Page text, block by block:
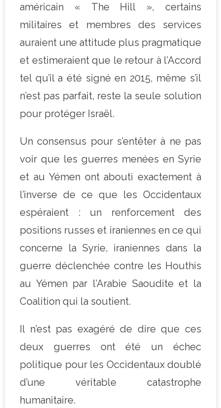
américain « The Hill », certains
militaires et membres des services
auraient une attitude plus pragmatique
et estimeraient que le retour à l’Accord
tel qu’il a été signé en 2015, même s’il
n’est pas parfait, reste la seule solution
pour protéger Israël.
Un consensus pour s’entêter à ne pas
voir que les guerres menées en Syrie
et au Yémen ont abouti exactement à
l’inverse de ce que les Occidentaux
espéraient : un renforcement des
positions russes et iraniennes en ce qui
concerne la Syrie, iraniennes dans la
guerre déclenchée contre les Houthis
au Yémen par l’Arabie Saoudite et la
Coalition qui la soutient.
Il n’est pas exagéré de dire que ces
deux guerres ont été un échec
politique pour les Occidentaux doublé
d’une véritable catastrophe
humanitaire.